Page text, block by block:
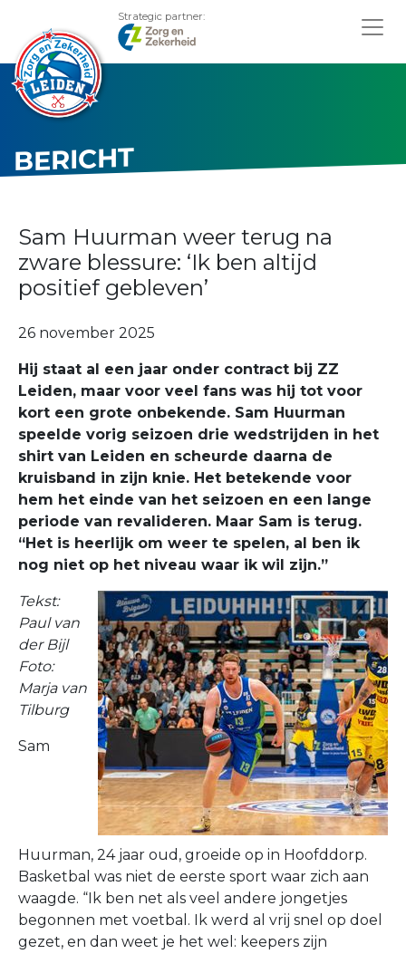
Strategic partner:
BERICHT
Sam Huurman weer terug na
zware blessure: ‘Ik ben altijd
positief gebleven’
26 november 2025
Hij staat al een jaar onder contract bij ZZ
Leiden, maar voor veel fans was hij tot voor
kort een grote onbekende. Sam Huurman
speelde vorig seizoen drie wedstrijden in het
shirt van Leiden en scheurde daarna de
kruisband in zijn knie. Het betekende voor
hem het einde van het seizoen en een lange
periode van revalideren. Maar Sam is terug.
“Het is heerlijk om weer te spelen, al ben ik
nog niet op het niveau waar ik wil zijn.”
Tekst:
Paul van
der Bijl
Foto:
Marja van
Tilburg
Sam
Huurman, 24 jaar oud, groeide op in Hoofddorp.
Basketbal was niet de eerste sport waar zich aan
waagde. “Ik ben net als veel andere jongetjes
begonnen met voetbal. Ik werd al vrij snel op doel
gezet, en dan weet je het wel: keepers zijn